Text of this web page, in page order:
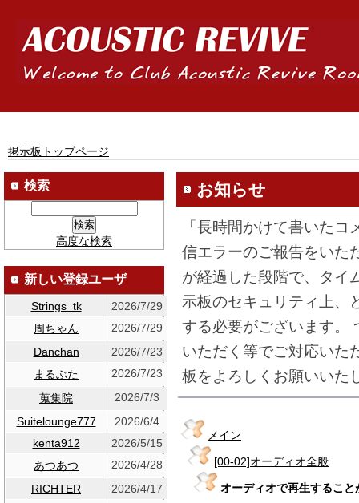
掲示板トップページ
お知らせ
「長時間かけて書いた
信エラーのご報告をいた
が経過した段階で、タイ
示板のセキュリティ上、
する必要がございます。
いただく等でご対応いた
板をよろしくお願いいた
メイン
[00-02]オーディオ全般
オーディオで再生するこ
検索
高度な検索
新しい登録ユーザ
Strings_tk
2026/7/29
周ちゃん
2026/7/29
Danchan
2026/7/23
まるぶた
2026/7/23
蒐集院
2026/7/3
Suitelounge777
2026/6/4
kenta912
2026/5/15
あつあつ
2026/4/28
RICHTER
2026/4/17